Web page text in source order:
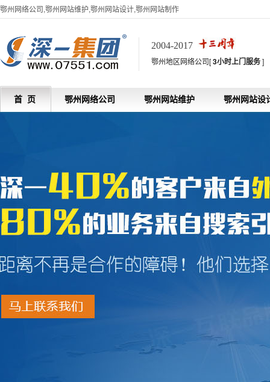
鄂州网络公司,鄂州网站维护,鄂州网站设计,鄂州网站制作
2004-2017
鄂州地区网络公司[3小时上门服务]
首 页 鄂州网络公司 鄂州网站维护 鄂州网站设